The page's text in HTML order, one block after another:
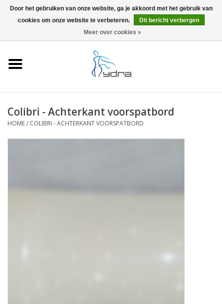
0 Artikelen - €0,00
Colibri - Achterkant voorspatbord
HOME/ COLIBRI - ACHTERKANT VOORSPATBORD
Door het gebruiken van onze website, ga je akkoord met het gebruik van
cookies om onze website te verbeteren.
Dit bericht verbergen
Meer over cookies »